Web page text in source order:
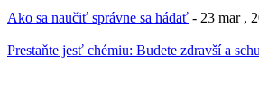
Ako sa naučiť správne sa hádať - 23 mar ,
Prestaňte jesť chémiu: Budete zdravší a